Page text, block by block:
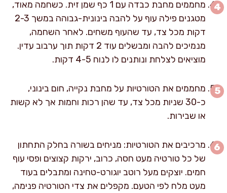
מחממים מחבת כבדה עם 1 כף שמן זית. כשחמה מאוד,
מטגנים פילה עוף על להבה בינונית-גבוהה במשך 2-3
דקות מכל צד, עד שהעוף משחים. לאחר השחמה,
מנמיכים להבה ומבשלים עוד 2 דקות תוך ערבוב עדין.
מוציאים לצלחת ונותנים לו לנוח 4-5 דקות.
מחממים את הטורטיות על מחבת נקייה, חום בינוני,
כ-30 שניות מכל צד, עד שהן רכות וחמות אך לא קשות
או שבירות.
מרכיבים את הטורטיות: מניחים בשורה בחלק התחתון
של כל טורטיה מעט חסה, כרוב, ירקות קצוצים ופסי עוף
חמים. יוצקים מעל רוטב יוגורט-טחינה ומתבלים בעוד
מעט מלח לפי הטעם. מקפלים את צדי הטורטיה פנימה,